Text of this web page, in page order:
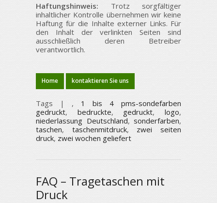
Haftungshinweis: Trotz sorgfältiger
inhaltlicher Kontrolle übernehmen wir keine
Haftung für die Inhalte externer Links. Für
den Inhalt der verlinkten Seiten sind
ausschließlich deren Betreiber
verantwortlich.
Home kontaktieren Sie uns
Tags | , 1 bis 4 pms-sondefarben
gedruckt, bedruckte, gedruckt,logo,
niederlassung Deutschland, sonderfarben,
taschen, taschenmitdruck, zwei seiten
druck, zwei wochen geliefert
FAQ – Tragetaschen mit
Druck